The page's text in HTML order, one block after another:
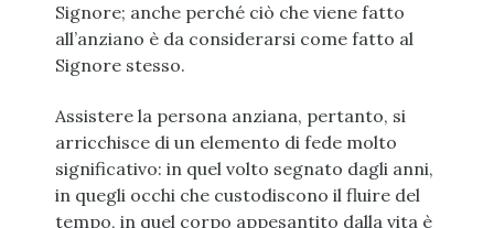
Signore; anche perché ciò che viene fatto
all’anziano è da considerarsi come fatto al
Signore stesso.
Assistere la persona anziana, pertanto, si
arricchisce di un elemento di fede molto
significativo: in quel volto segnato dagli anni,
in quegli occhi che custodiscono il fluire del
tempo, in quel corpo appesantito dalla vita è